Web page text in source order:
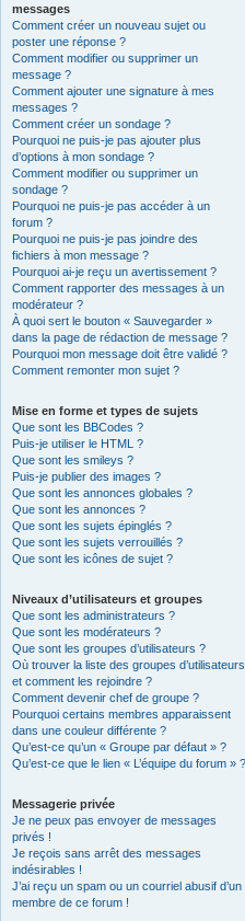
messages
Comment créer un nouveau sujet ou
poster une réponse ?
Comment modifier ou supprimer un
message ?
Comment ajouter une signature à mes
messages ?
Comment créer un sondage ?
Pourquoi ne puis-je pas ajouter plus
d’options à mon sondage ?
Comment modifier ou supprimer un
sondage ?
Pourquoi ne puis-je pas accéder à un
forum ?
Pourquoi ne puis-je pas joindre des
fichiers à mon message ?
Pourquoi ai-je reçu un avertissement ?
Comment rapporter des messages à un
modérateur ?
À quoi sert le bouton « Sauvegarder »
dans la page de rédaction de message ?
Pourquoi mon message doit être validé ?
Comment remonter mon sujet ?
Mise en forme et types de sujets
Que sont les BBCodes ?
Puis-je utiliser le HTML ?
Que sont les smileys ?
Puis-je publier des images ?
Que sont les annonces globales ?
Que sont les annonces ?
Que sont les sujets épinglés ?
Que sont les sujets verrouillés ?
Que sont les icônes de sujet ?
Niveaux d’utilisateurs et groupes
Que sont les administrateurs ?
Que sont les modérateurs ?
Que sont les groupes d’utilisateurs ?
Où trouver la liste des groupes d’utilisateurs
et comment les rejoindre ?
Comment devenir chef de groupe ?
Pourquoi certains membres apparaissent
dans une couleur différente ?
Qu’est-ce qu’un « Groupe par défaut » ?
Qu’est-ce que le lien « L’équipe du forum » ?
Messagerie privée
Je ne peux pas envoyer de messages
privés !
Je reçois sans arrêt des messages
indésirables !
J’ai reçu un spam ou un courriel abusif d’un
membre de ce forum !